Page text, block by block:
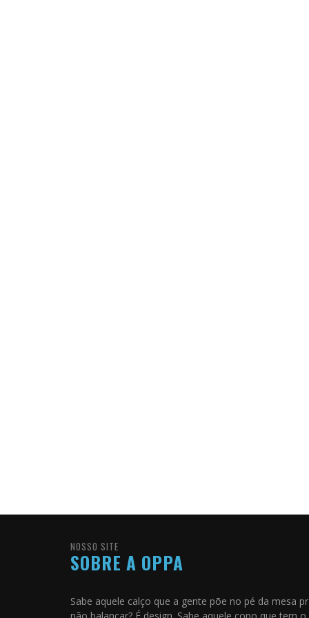
NOSSO SITE
SOBRE A OPPA
Sabe aquele calço que a gente põe no pé da mesa